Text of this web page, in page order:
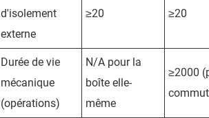
d'isolement
externe
≥20 ≥20
Durée de vie
mécanique
(opérations)
N/A pour la
boîte elle-
même
≥2000